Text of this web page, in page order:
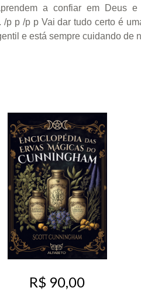
a confiar em Deus
p /p p Vai dar tudo certo é
e está sempre cuidando de
R$ 90,00